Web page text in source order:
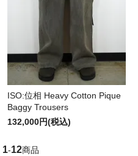
ISO:位相 Heavy Cotton Pique
Baggy Trousers
132,000円(税込)
1-12商品